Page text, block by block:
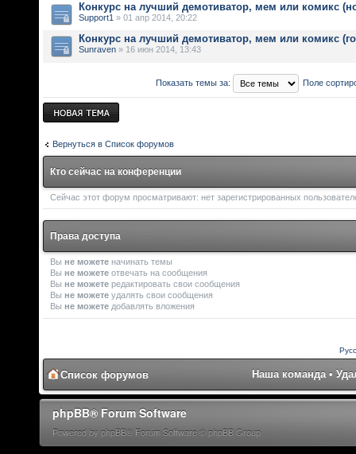
Конкурс на лучший демотиватор, мем или комикс
Support1 » 01 апр 2014, 20:22
Конкурс на лучший демотиватор, мем или комикс
Sunraven » 16 июн 2014, 13:43
Показать темы за: Поле
Новая тема
Вернуться в Список форумов
Кто сейчас на конференции
Сейчас этот форум просматривают: нет зарегистрированных
Права доступа
Вы не можете начинать темы
Вы не можете отвечать на сообщения
Вы не можете редактировать свои сообщения
Вы не можете удалять свои сообщения
Вы не можете добавлять вложения
Список форумов Наша команда •
phpBB® Forum Software
Powered by phpBB® Forum Software © phpBB Group